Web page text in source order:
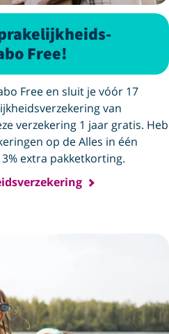
Free!
Free en sluit je vóór 17
van
verzekering 1 jaar gratis. Heb
op de Alles in één
extra pakketkorting.